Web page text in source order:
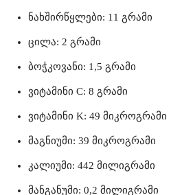
ნახშირწყლები: 11 გრამი
ცილა: 2 გრამი
ბოჭკოვანი: 1,5 გრამი
ვიტამინი C: 8 გრამი
ვიტამინი K: 49 მიკროგრამი
მაგნიუმი: 39 მიკროგრამი
კალიუმი: 442 მილიგრამი
მანგანუმი: 0,2 მილიგრამი